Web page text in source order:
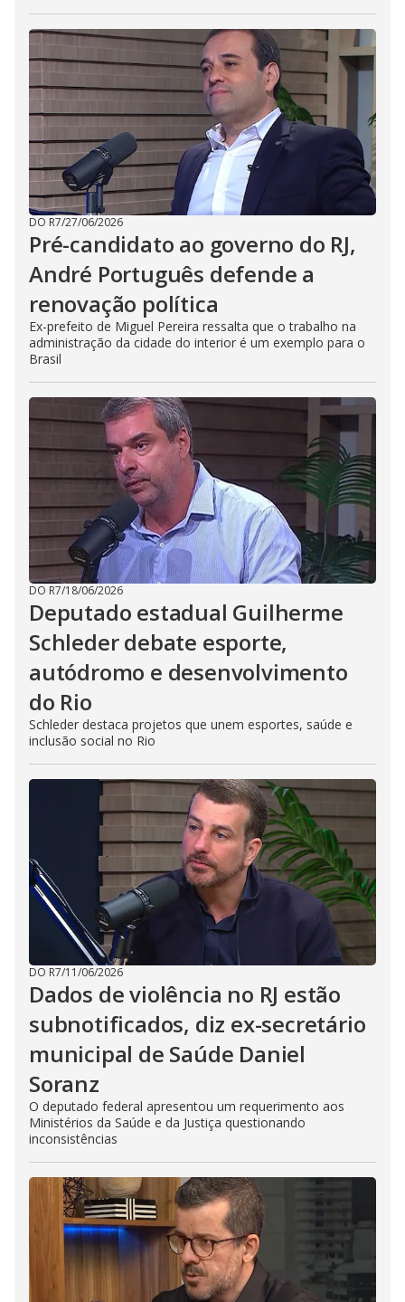
DO R7/27/06/2026
Pré-candidato ao governo do RJ,
André Português defende a
renovação política
Ex-prefeito de Miguel Pereira ressalta que o trabalho na
administração da cidade do interior é um exemplo para o
Brasil
DO R7/18/06/2026
Deputado estadual Guilherme
Schleder debate esporte,
autódromo e desenvolvimento
do Rio
Schleder destaca projetos que unem esportes, saúde e
inclusão social no Rio
DO R7/11/06/2026
Dados de violência no RJ estão
subnotificados, diz ex-secretário
municipal de Saúde Daniel
Soranz
O deputado federal apresentou um requerimento aos
Ministérios da Saúde e da Justiça questionando
inconsistências